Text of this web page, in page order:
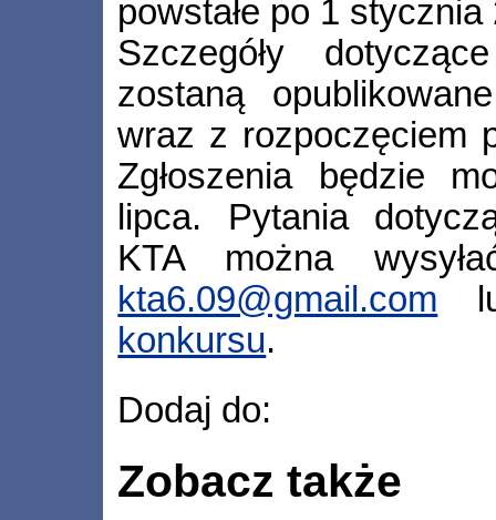
powstałe po 1 stycznia
Szczegóły
zostaną
wraz z rozpoczęciem
Zgłoszenia będzie
lipca. Pytania
KTA można
kta6.09@gmail.com
konkursu.
Dodaj do:
Zobacz także